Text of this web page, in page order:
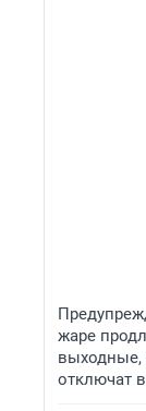
жаре
выходные,
отключат